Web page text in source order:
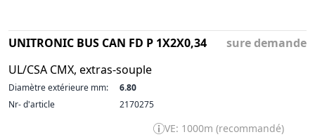
UNITRONIC BUS CAN FD P 1X2X0,34
UL/CSA CMX, extras-souple
sure demande
Diamètre extérieure mm:
6.80
Nr- d'article
2170275
VE: 1000m (recommandé)